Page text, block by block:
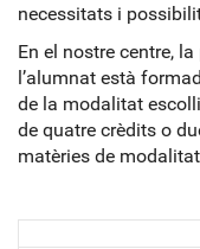
necessitats i
En el nostre centre,
l’alumnat està
de la modalitat
de quatre crèdits o
matèries de